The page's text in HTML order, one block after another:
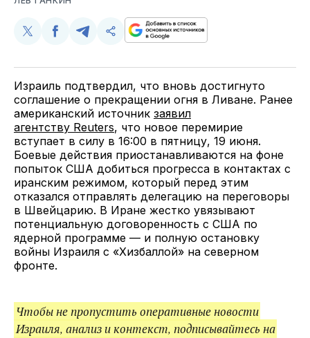
Поделиться
Twitter
Поделиться
Facebook
Поделиться
Telegram
Скопируйте
поделитесь
Израиль подтвердил, что вновь достигнуто
соглашение о прекращении огня в Ливане. Ранее
американский источник заявил
агентству Reuters, что новое перемирие
вступает в силу в 16:00 в пятницу, 19 июня.
Боевые действия приостанавливаются на фоне
попыток США добиться прогресса в контактах с
иранским режимом, который перед этим
отказался отправлять делегацию на переговоры
в Швейцарию. В Иране жестко увязывают
потенциальную договоренность с США по
ядерной программе — и полную остановку
войны Израиля с «Хизбаллой» на северном
фронте.
Чтобы не пропустить оперативные новости
Израиля, анализ и контекст, подписывайтесь на